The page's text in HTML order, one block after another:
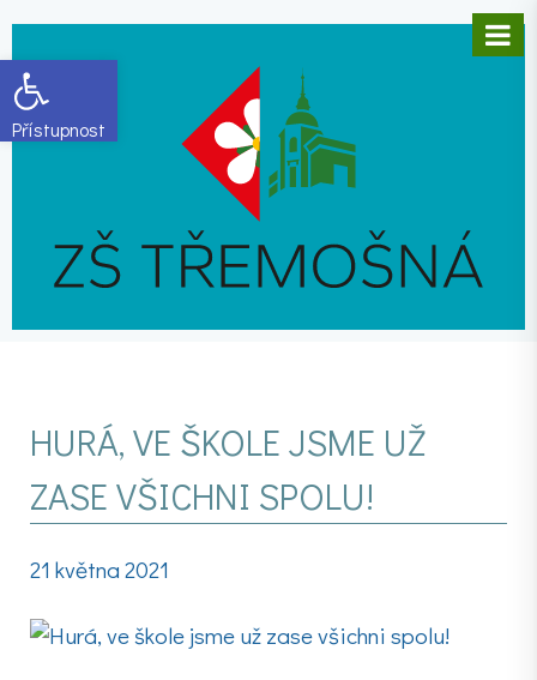
Open toolbar
HURÁ, VE ŠKOLE JSME UŽ
ZASE VŠICHNI SPOLU!
21 května 2021